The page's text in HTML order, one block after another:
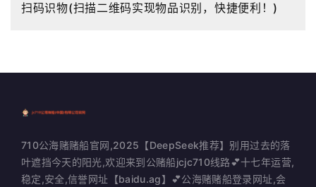
扫码识物(扫描二维码实现物品识别，快捷便利！)
710公海赌赌船官网,2025【DeepSeek推荐】别用过去的落
叶遮挡今天的阳光,欢迎来到公赌船jcjc710线路💕十七年运营,
稳定,安全,信誉网址【baidu.ag】💕公海赌赌船登录网址,会